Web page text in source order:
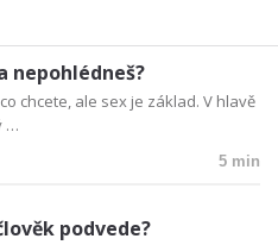
nepohlédneš?
chcete, ale sex je základ. V hlavě
…
5 min
podvede?